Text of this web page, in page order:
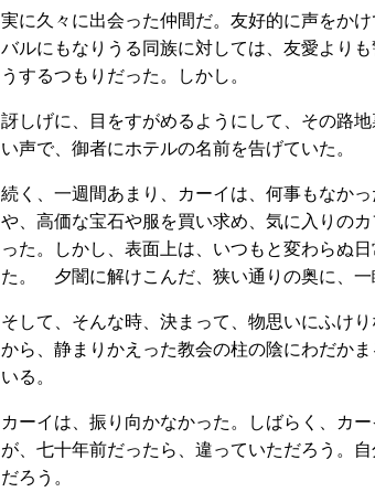
実に久々に出会った仲間だ。友好的に声をか
バルにもなりうる同族に対しては、友愛より
うするつもりだった。しかし。
訝しげに、目をすがめるようにして、その路
い声で、御者にホテルの名前を告げていた。
続く、一週間あまり、カーイは、何事もなか
や、高価な宝石や服を買い求め、気に入りの
った。しかし、表面上は、いつもと変わらぬ
た。 夕闇に解けこんだ、狭い通りの奥に、
そして、そんな時、決まって、物思いにふけ
から、静まりかえった教会の柱の陰にわだか
いる。
カーイは、振り向かなかった。しばらく、カ
が、七十年前だったら、違っていただろう。
だろう。